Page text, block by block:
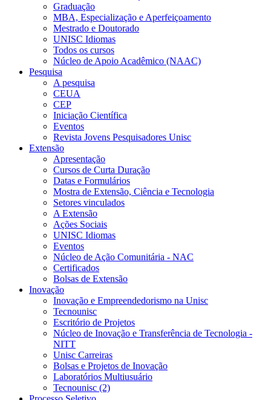
Graduação
MBA, Especialização e Aperfeiçoamento
Mestrado e Doutorado
UNISC Idiomas
Todos os cursos
Núcleo de Apoio Acadêmico (NAAC)
Pesquisa
A pesquisa
CEUA
CEP
Iniciação Científica
Eventos
Revista Jovens Pesquisadores Unisc
Extensão
Apresentação
Cursos de Curta Duração
Datas e Formulários
Mostra de Extensão, Ciência e Tecnologia
Setores vinculados
A Extensão
Ações Sociais
UNISC Idiomas
Eventos
Núcleo de Ação Comunitária - NAC
Certificados
Bolsas de Extensão
Inovação
Inovação e Empreendedorismo na Unisc
Tecnounisc
Escritório de Projetos
Núcleo de Inovação e Transferência de Tecnologia -
NITT
Unisc Carreiras
Bolsas e Projetos de Inovação
Laboratórios Multiusuário
Tecnounisc (2)